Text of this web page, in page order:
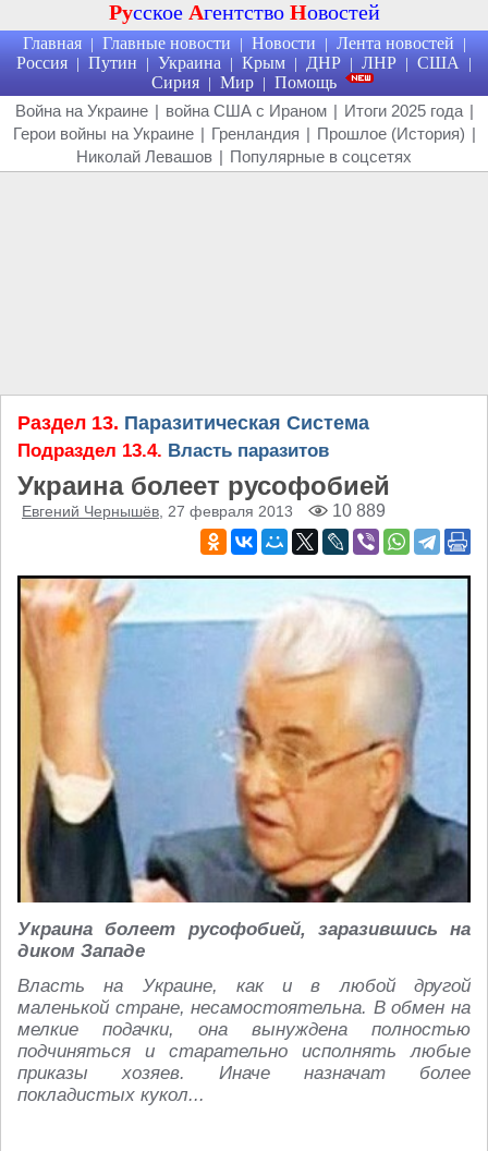
Русское Агентство Новостей
Главная | Главные новости | Новости | Лента новостей |
Россия | Путин | Украина | Крым | ДНР | ЛНР | США |
Сирия | Мир | Помощь
Война на Украине | война США с Ираном | Итоги 2025 года |
Герои войны на Украине | Гренландия | Прошлое (История) |
Николай Левашов | Популярные в соцсетях
Раздел 13. Паразитическая Система
Подраздел 13.4. Власть паразитов
Украина болеет русофобией
Евгений Чернышёв , 27 февраля 2013 10 889
Украина болеет русофобией, заразившись на
диком Западе
Власть на Украине, как и в любой другой
маленькой стране, несамостоятельна. В обмен на
мелкие подачки, она вынуждена полностью
подчиняться и старательно исполнять любые
приказы хозяев. Иначе назначат более
покладистых кукол...